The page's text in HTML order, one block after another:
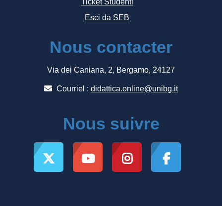
Esci da SEB
Nous contacter
Via dei Caniana, 2, Bergamo, 24127
Courriel : didattica.online@unibg.it
Nous suivre